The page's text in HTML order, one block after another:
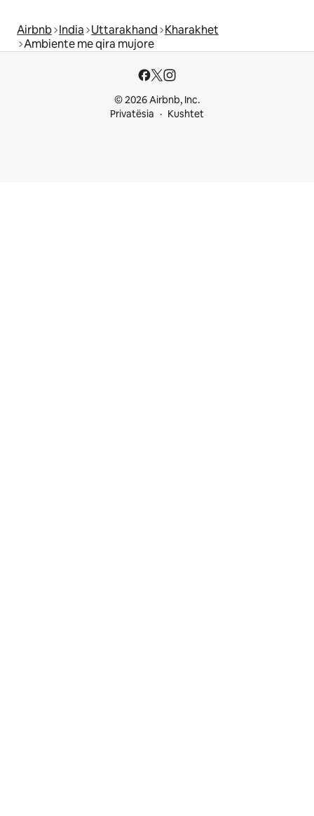
Airbnb India Uttarakhand Kharakhet
Ambiente me qira mujore
© 2026 Airbnb, Inc.
Privatësia
Kushtet